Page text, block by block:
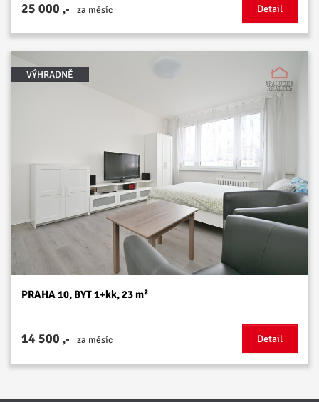
25 000 ,- za měsíc Detail
VÝHRADNĚ
PRAHA 10, BYT 1+kk, 23 m²
14 500 ,- za měsíc Detail